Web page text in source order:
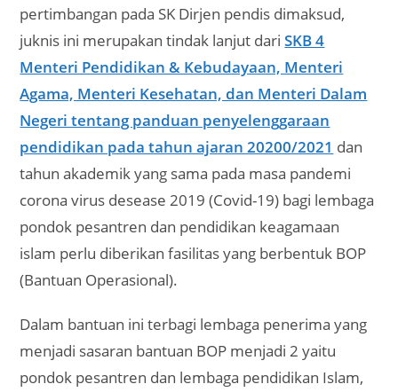
pertimbangan pada SK Dirjen pendis dimaksud,
juknis ini merupakan tindak lanjut dariSKB 4
Menteri Pendidikan & Kebudayaan, Menteri
Agama, Menteri Kesehatan, dan Menteri Dalam
Negeri tentang panduan penyelenggaraan
pendidikan pada tahun ajaran 20200/2021 dan
tahun akademik yang sama pada masa pandemi
corona virus desease 2019 (Covid-19) bagi lembaga
pondok pesantren dan pendidikan keagamaan
islam perlu diberikan fasilitas yang berbentuk BOP
(Bantuan Operasional).
Dalam bantuan ini terbagi lembaga penerima yang
menjadi sasaran bantuan BOP menjadi 2 yaitu
pondok pesantren dan lembaga pendidikan Islam,